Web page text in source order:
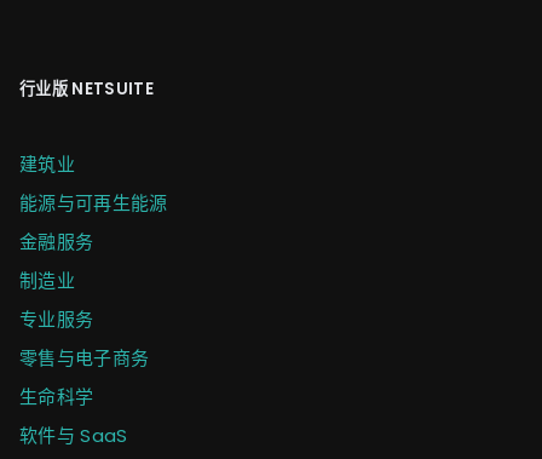
行业版 NETSUITE
建筑业
能源与可再生能源
金融服务
制造业
专业服务
零售与电子商务
生命科学
软件与 SaaS